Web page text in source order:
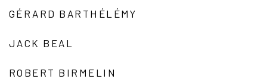
GÉRARD BARTHÉLÉMY
JACK BEAL
ROBERT BIRMELIN